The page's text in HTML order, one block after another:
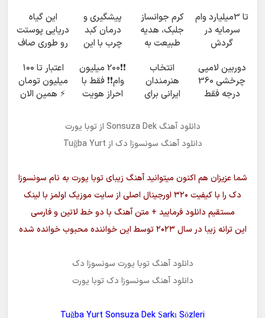
برگردون(50%
تخفیف)
اکسیر جوانی!!
کردی!(تخفیف
ویژه)
تا 3میلیارد وام
سرمایه در
گردش
فروشگاهت رو
ثبت کن
کرم جوانساز
جلبک، هدیه
طبیعت به
تخفیف ویژه)
پیشگیری و
درمان کبد
چرب با این
گیاهی
این گیاه
دریایی پوستت
رو طوری صاف
انگار20سال
جوون شدی🔥
لینک خرید
دوربین لامپی
چرخشی 360
درجه فقط
انتخاب
هنرمندان
ایرانی برای
خرید با
تخفیف ویژه
❗❗200 میلیون
وام❗❗ فقط با
احراز هویت
اعتبار تا ۱۰۰
میلیون تومان
⚡ همین الان
دانلود آهنگ Sonsuza Dek از توبا یورت
دانلود آهنگ سونسوزا دک از Tuğba Yurt
شما عزیزان هم اکنون میتوانید آهنگ زیبای توبا یورت به نام سونسوزا
دک را با کیفیت ۳۲۰ اورجینال اصلی از سایت موزیک اولمز با لینک
مستقیم دانلود فرمایید + متن آهنگ با دو خط لاتین و فارسی
این ترانه زیبا در سال ۲۰۲۳ توسط این خواننده محبوب خوانده شده
دانلود آهنگ توبا یورت سونسوزا دک
دانلود آهنگ سونسوزا دک توبا یورت
Tuğba Yurt Sonsuza Dek Şarkı Sözleri